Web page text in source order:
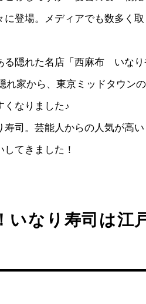
登場。メディアでも数多く
る隠れた名店「西麻布 いな
れ家から、東京ミッドタウン
くなりました♪
司。芸能人からの人気が高
てきました！
いなり寿司は江